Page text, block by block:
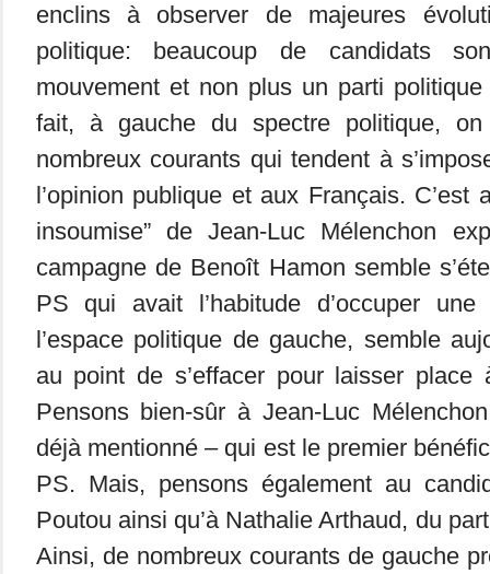
enclins à observer de majeures
politique: beaucoup de candidats
mouvement et non plus un parti
fait, à gauche du spectre politique,
nombreux courants qui tendent à
l’opinion publique et aux Français. C’est
insoumise” de Jean-Luc Mélenchon
campagne de Benoît Hamon semble
PS qui avait l’habitude d’occuper
l’espace politique de gauche, semble
au point de s’effacer pour laisser place
Pensons bien-sûr à Jean-Luc
déjà mentionné – qui est le premier
PS. Mais, pensons également au
Poutou ainsi qu’à Nathalie Arthaud, du
Ainsi, de nombreux courants de gauche